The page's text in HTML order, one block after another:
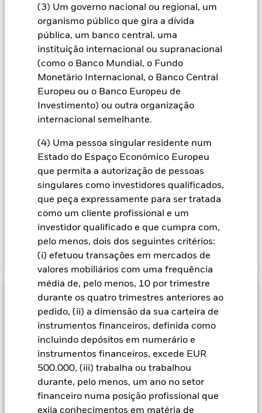
(3) Um governo nacional ou regional, um
organismo público que gira a dívida
pública, um banco central, uma
instituição internacional ou supranacional
(como o Banco Mundial, o Fundo
Monetário Internacional, o Banco Central
Europeu ou o Banco Europeu de
Investimento) ou outra organização
internacional semelhante.
(4) Uma pessoa singular residente num
Estado do Espaço Económico Europeu
que permita a autorização de pessoas
singulares como investidores qualificados,
que peça expressamente para ser tratada
como um cliente profissional e um
investidor qualificado e que cumpra com,
pelo menos, dois dos seguintes critérios:
(i) efetuou transações em mercados de
valores mobiliários com uma frequência
média de, pelo menos, 10 por trimestre
durante os quatro trimestres anteriores ao
pedido, (ii) a dimensão da sua carteira de
instrumentos financeiros, definida como
incluindo depósitos em numerário e
instrumentos financeiros, excede EUR
500.000, (iii) trabalha ou trabalhou
durante, pelo menos, um ano no setor
financeiro numa posição profissional que
exija conhecimentos em matéria de
categorias de acções do fundo. A sociedade gestora do fundo
envidará os esforços necessários para garantir a aplicação de
contágio a outra categoria de acções. Através da caixa de lista
pendente imediatamente abaixo do nome do fundo, pode ver
uma lista de todas as categorias de acções do fundo – as
categorias de acções com cobertura cambial estão
assinaladas com a expressão “Hedged” no nome da categoria
de acções. Além disso, está disponível, mediante pedido
dirigido à sociedade gestora do fundo, uma lista completa de
Na medida em que o Fundo efetua empréstimos de valores
mobiliários para reduzir os custos, o Fundo receberá 62,5%
das receitas associadas geradas e os restantes 37,5% serão
recebidos pela BlackRock enquanto agente de empréstimos
de valores mobiliários. Uma vez que a partilha de receitas de
de gestão do Fundo, esta foi excluída dos custos correntes.
Mostrar Menos
Rentabilidade
Crescimento hipotético de 10.000
Ver gráfico completo
Em geral, os mercados emergentes são mais sensíveis às
condições económicas e políticas do que os mercados
desenvolvidos. Entre os fatores a considerar há um maior
"Risco de Liquidez", restrições ao investimento ou à
títulos ou de pagamentos ao Fundo, assim como riscos
relacionados com a sustentabilidade.Os movimentos diários
dos mercados de ações, influenciados por fatores como as
Características Chave
Valor líquido de inventário do
USD 1 168 633 714
Data de lançamento
Caracteristicas da carteira
Número de participações
Indicador de risco